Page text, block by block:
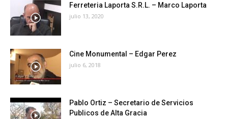
Ferreteria Laporta S.R.L. – Marco Laporta
julio 13, 2020
Cine Monumental – Edgar Perez
julio 6, 2018
Pablo Ortiz – Secretario de Servicios
Publicos de Alta Gracia